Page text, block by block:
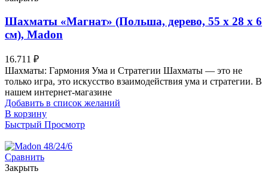
Шахматы «Магнат» (Польша, дерево, 55 х 28 х 6
см), Madon
16.711 ₽
Шахматы: Гармония Ума и Стратегии Шахматы — это не
только игра, это искусство взаимодействия ума и стратегии. В
нашем интернет-магазине
Добавить в список желаний
В корзину
Быстрый Просмотр
Сравнить
Закрыть